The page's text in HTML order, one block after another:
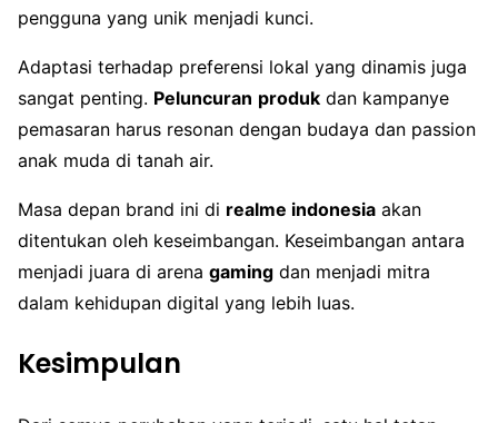
pengguna yang unik menjadi kunci.
Adaptasi terhadap preferensi lokal yang dinamis juga
sangat penting. Peluncuran produk dan kampanye
pemasaran harus resonan dengan budaya dan passion
anak muda di tanah air.
Masa depan brand ini di realme indonesia akan
ditentukan oleh keseimbangan. Keseimbangan antara
menjadi juara di arena gaming dan menjadi mitra
dalam kehidupan digital yang lebih luas.
Kesimpulan